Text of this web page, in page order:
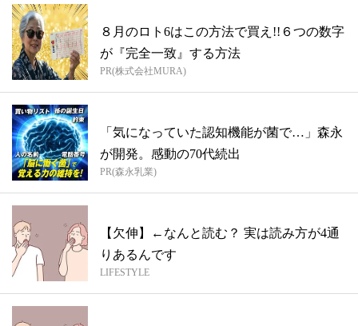
８月のロト6はこの方法で買え!!６つの数字
が『完全一致』する方法
PR(株式会社MURA)
「気になっていた認知機能が菌で…」森永
が開発。感動の70代続出
PR(森永乳業)
【欠伸】←なんと読む？ 実は読み方が4通
りあるんです
LIFESTYLE